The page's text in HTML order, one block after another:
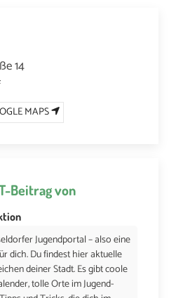
14
MAPS
-Beitrag von
Jugendportal – also eine
dich. Du findest hier aktuelle
deiner Stadt. Es gibt coole
tolle Orte im Jugend-